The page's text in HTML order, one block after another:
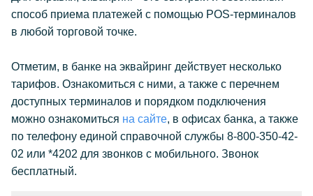
способ приема платежей с помощью POS-терминалов
в любой торговой точке.
Отметим, в банке на эквайринг действует несколько
тарифов. Ознакомиться с ними, а также с перечнем
доступных терминалов и порядком подключения
можно ознакомиться на сайте, в офисах банка, а также
по телефону единой справочной службы 8-800-350-42-
02 или *4202 для звонков с мобильного. Звонок
бесплатный.